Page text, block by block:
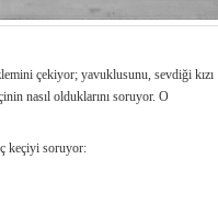
çekiyor; yavuklusunu, sevdiği kızı
nasıl olduklarını soruyor. O
keçiyi soruyor: